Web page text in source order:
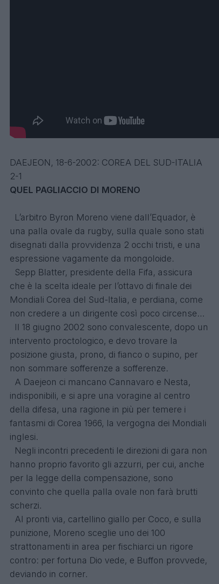
DAEJEON, 18-6-2002: COREA DEL SUD-ITALIA
2-1
QUEL PAGLIACCIO DI MORENO
L’arbitro Byron Moreno viene dall’Equador, è
una palla ovale da rugby, sulla quale sono stati
disegnati dalla provvidenza 2 occhi tristi, e una
espressione vagamente da mongoloide.
Sepp Blatter, presidente della Fifa, assicura
che è la scelta ideale per l’ottavo di finale dei
Mondiali Corea del Sud-Italia, e perdiana, come
non credere a un dirigente così poco circense…
Il 18 giugno 2002 sono convalescente, dopo un
intervento proctologico, e devo trovare la
posizione giusta, prono, di fianco o supino, per
non sommare sofferenze a sofferenze.
A Daejeon ci mancano Cannavaro e Nesta,
indisponibili, e si apre una voragine al centro
della difesa, una ragione in più per temere i
fantasmi di Corea 1966, la vergogna dei Mondiali
inglesi.
Negli incontri precedenti le direzioni di gara non
hanno proprio favorito gli azzurri, per cui, anche
per la legge della compensazione, sono
convinto che quella palla ovale non farà brutti
scherzi.
Al pronti via, cartellino giallo per Coco, e sulla
punizione, Moreno sceglie uno dei 100
strattonamenti in area per fischiarci un rigore
contro: per fortuna Dio vede, e Buffon provvede,
deviando in corner.